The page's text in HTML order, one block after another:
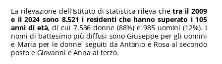
La rilevazione dell’Istituto di statistica rileva chetra il 2009
e il 2024 sono 8.521 i residenti che hanno superato i 105
anni di età, di cui 7.536 donne (88%) e 985 uomini (12%). I
nomi di battesimo più diffusi sono Giuseppe per gli uomini
e Maria per le donne, seguiti da Antonio e Rosa al secondo
posto e Giovanni e Anna al terzo.